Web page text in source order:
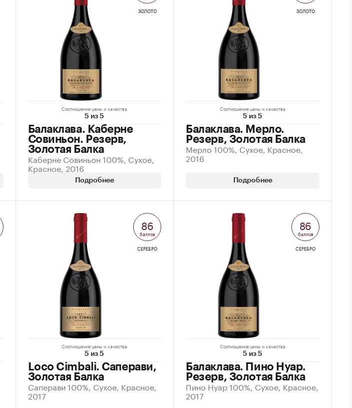
Соотношение цены и качества
5 из 5
Балаклава. Каберне
Совиньон. Резерв,
Золотая Балка
Каберне Совиньон 100%, Сухое,
Красное, 2016
Подробнее
ЗОЛОТО
Соотношение цены и качества
5 из 5
Балаклава. Мерло.
Резерв, Золотая Балка
Мерло 100%, Сухое, Красное,
2016
Подробнее
ЗОЛОТО
Соотношение цены и качества
5 из 5
Loco Cimbali. Саперави,
Золотая Балка
Саперави 100%, Сухое, Красное,
2017
86
баллов
СЕРЕБРО
Соотношение цены и качества
5 из 5
Балаклава. Пино Нуар.
Резерв, Золотая Балка
Пино Нуар 100%, Сухое, Красное,
2017
86
баллов
СЕРЕБРО